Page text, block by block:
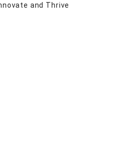
and Thrive